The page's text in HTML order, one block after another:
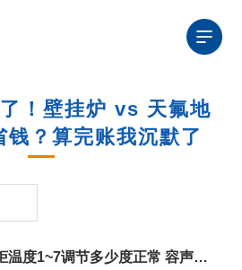
！壁挂炉 vs 天氟地
钱？算完账我沉默了
容声冰柜温度1~7调节多少度正常 容声冰柜温度调节1~7之间的调节方法【详解】